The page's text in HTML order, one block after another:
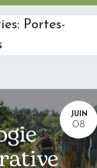
Portes-
JUIN
08